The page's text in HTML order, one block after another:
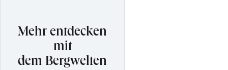
Mehr entdecken
mit
dem Bergwelten